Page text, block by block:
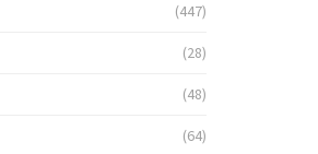
(447)
(28)
(48)
(64)